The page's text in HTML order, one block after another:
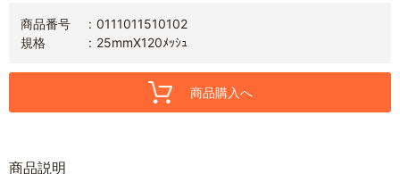
商品番号
0111011510102
規格
25mmX120ﾒｯｼｭ
商品購入へ
商品説明